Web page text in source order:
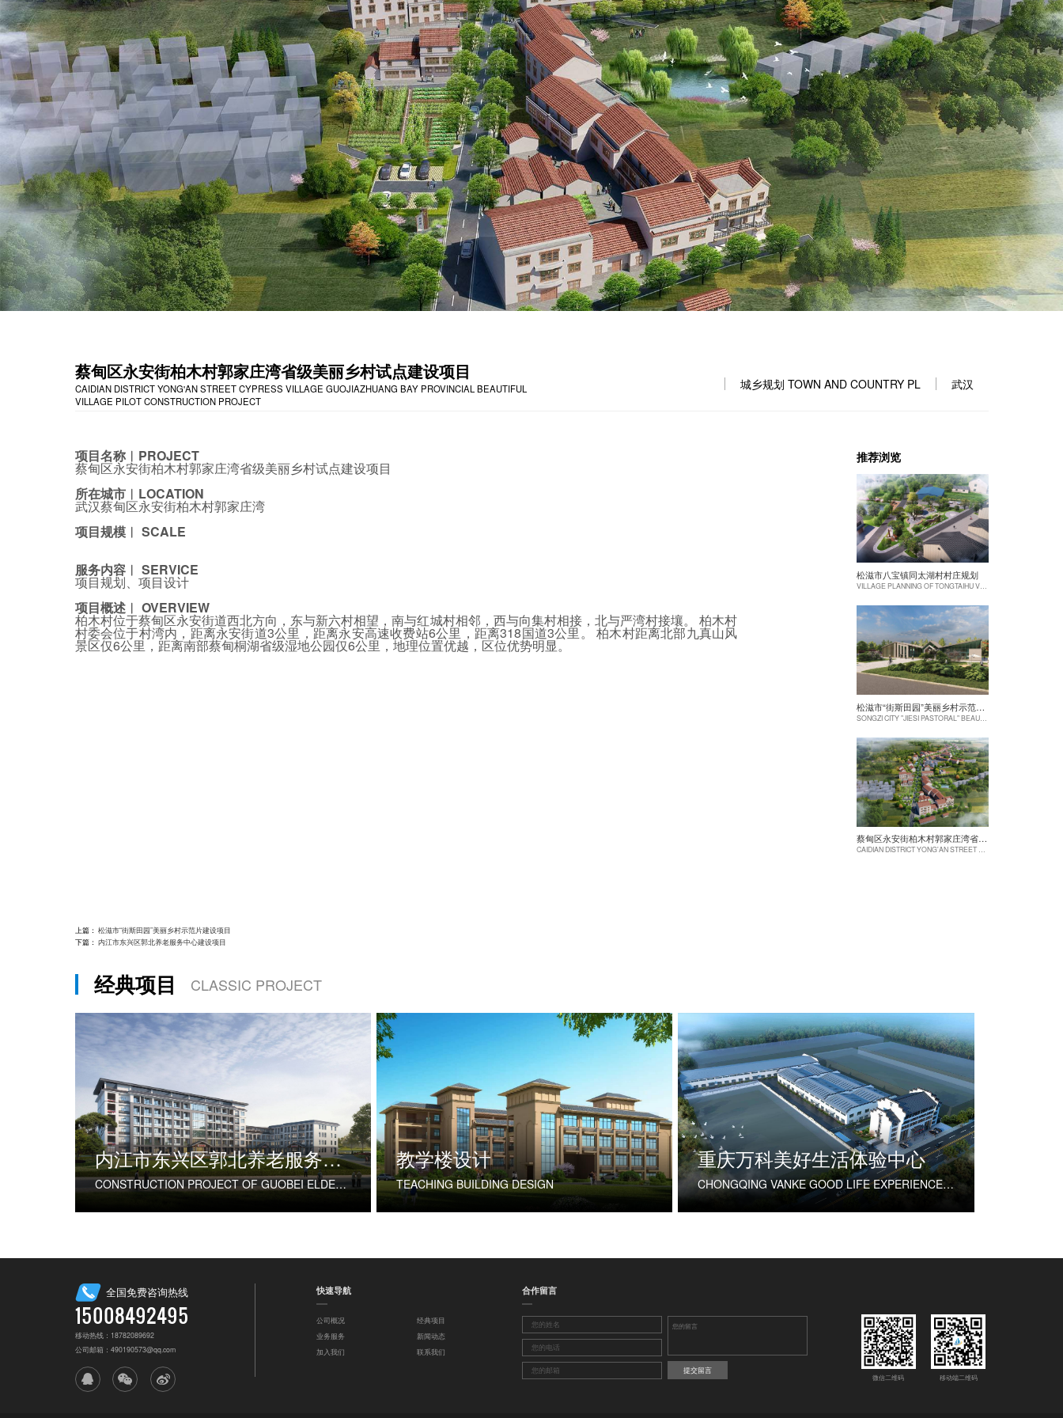
蔡甸区永安街柏木村郭家庄湾省级美丽乡村试点建设项目
CAIDIAN DISTRICT YONG'AN STREET CYPRESS VILLAGE GUOJIAZHUANG BAY PROVINCIAL BEAUTIFUL
VILLAGE PILOT CONSTRUCTION PROJECT
城乡规划 TOWN AND COUNTRY PL 武汉
项目名称︱PROJECT
蔡甸区永安街柏木村郭家庄湾省级美丽乡村试点建设项目
所在城市︱LOCATION
武汉蔡甸区永安街柏木村郭家庄湾
项目规模︱ SCALE
服务内容︱ SERVICE
项目规划、项目设计
项目概述︱ OVERVIEW
柏木村位于蔡甸区永安街道西北方向，东与新六村相望，南与红城村相邻，西与向集村相接，北与严湾村接壤。 柏木村
村委会位于村湾内，距离永安街道3公里，距离永安高速收费站6公里，距离318国道3公里。柏木村距离北部九真山风
景区仅6公里，距离南部蔡甸桐湖省级湿地公园仅6公里，地理位置优越，区位优势明显。
上篇： 松滋市“街斯田园”美丽乡村示范片建设项目
下篇： 内江市东兴区郭北养老服务中心建设项目
推荐浏览
松滋市八宝镇同太湖村村庄规划
松滋市“街斯田园”美丽乡村示范片建设项目
蔡甸区永安街柏木村郭家庄湾省级美丽乡村试点建设项目
CAIDIAN DISTRICT YONG'AN STREET CYPRESS VILLAGE GUOJIAZHUANG BAY PROVINCIAL BEAUTIFUL VILLAGE PILOT CONSTRUCTION PROJECT
经典项目 CLASSIC PROJECT
内江市东兴区郭北养老服务中心建设项目
CONSTRUCTION PROJECT OF GUOBEI ELDERLY SERVICE CENTER IN DONGXING DISTRICT, NEIJIANG CITY
教学楼设计
TEACHING BUILDING DESIGN
重庆万科美好生活体验中心
CHONGQING VANKE GOOD LIFE EXPERIENCE CENTER
全国免费咨询热线
15008492495
移动热线：18782089692
公司邮箱：490190573@qq.com
快速导航
公司概况
经典项目
业务服务
新闻动态
加入我们
联系我们
合作留言
提交留言
微信二维码 移动端二维码